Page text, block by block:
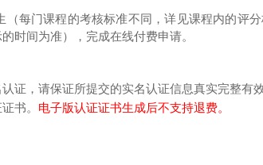
每门课程的考核标准不同，详见课程内的评
时间为准），完成在线付费申请。
证，请保证所提交的实名认证信息真实完整有效
书。 电子版认证证书生成后不支持退费。